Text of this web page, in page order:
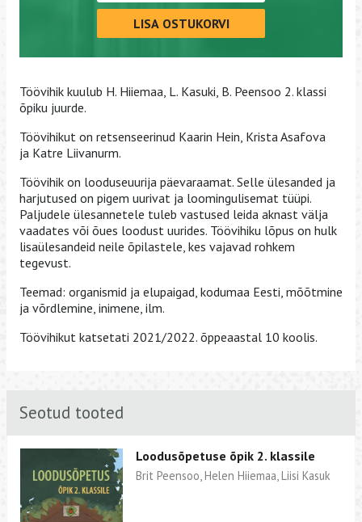
LISA OSTUKORVI
Töövihik kuulub H. Hiiemaa, L. Kasuki, B. Peensoo 2. klassi
õpiku juurde.
Töövihikut on retsenseerinud Kaarin Hein, Krista Asafova
ja Katre Liivanurm.
Töövihik on looduseuurija päevaraamat. Selle ülesanded ja
harjutused on pigem uurivat ja loomingulisemat tüüpi.
Paljudele ülesannetele tuleb vastused leida aknast välja
vaadates või õues loodust uurides. Töövihiku lõpus on hulk
lisaülesandeid neile õpilastele, kes vajavad rohkem
tegevust.
Teemad: organismid ja elupaigad, kodumaa Eesti, mõõtmine
ja võrdlemine, inimene, ilm.
Töövihikut katsetati 2021/2022. õppeaastal 10 koolis.
Seotud tooted
Loodusõpetuse õpik 2. klassile
Brit Peensoo, Helen Hiiemaa, Liisi Kasuk